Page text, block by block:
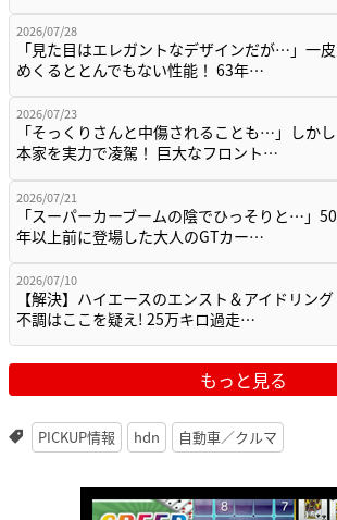
2026/07/28
「見た目はエレガントなデザインだが…」一皮
めくるととんでもない性能！ 63年…
2026/07/23
「そっくりさんと中傷されることも…」しかし
本家を実力で凌駕！ 巨大なフロント…
2026/07/21
「スーパーカーブームの陰でひっそりと…」50
年以上前に登場した大人のGTカー…
2026/07/10
【解決】ハイエースのエンスト＆アイドリング
不調はここを疑え! 25万キロ過走…
もっと見る
PICKUP情報 hdn 自動車／クルマ